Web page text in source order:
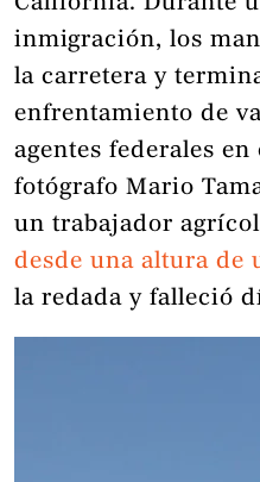
inmigración, los
la carretera y
enfrentamiento de
agentes federales en
fotógrafo Mario
un trabajador
desde una altura de
la redada y falleció